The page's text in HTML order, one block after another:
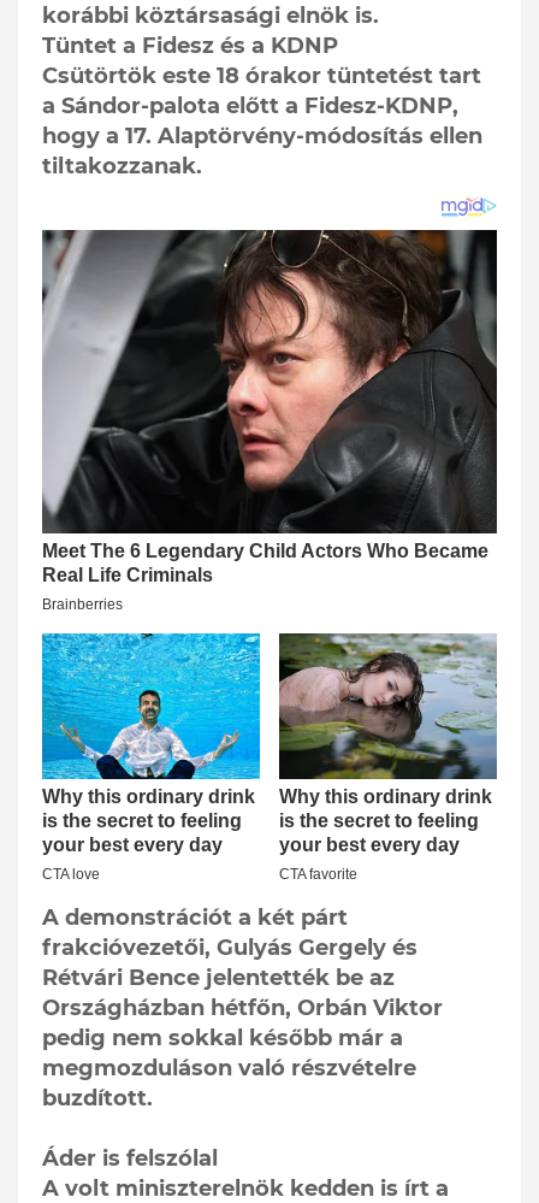
korábbi köztársasági elnök is.
Tüntet a Fidesz és a KDNP
Csütörtök este 18 órakor tüntetést tart
a Sándor-palota előtt a Fidesz-KDNP,
hogy a 17. Alaptörvény-módosítás ellen
tiltakozzanak.
A demonstrációt a két párt
frakcióvezetői, Gulyás Gergely és
Rétvári Bence jelentették be az
Országházban hétfőn, Orbán Viktor
pedig nem sokkal később már a
megmozduláson való részvételre
buzdított.
Áder is felszólal
A volt miniszterelnök kedden is írt a